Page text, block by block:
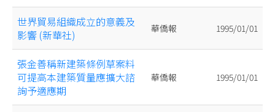
世界貿易組織成立的意義及
影響 (新華社)
華僑報 1995/01/01
張金善稱新建築條例草案料
可提高本建築質量應擴大諮
詢予適應期
華僑報 1995/01/01